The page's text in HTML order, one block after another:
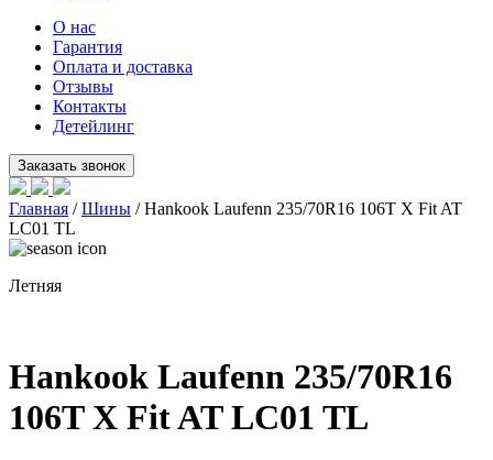
О нас
Гарантия
Оплата и доставка
Отзывы
Контакты
Детейлинг
Главная /Шины / Hankook Laufenn 235/70R16 106T X Fit AT
LC01 TL
Летняя
Hankook Laufenn 235/70R16
106T X Fit AT LC01 TL